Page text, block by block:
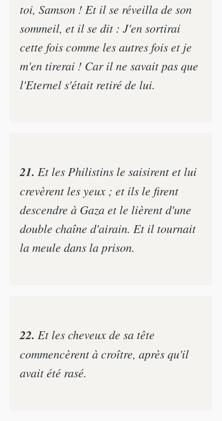
toi, Samson ! Et il se réveilla de son
sommeil, et il se dit : J'en sortirai
cette fois comme les autres fois et je
m'en tirerai ! Car il ne savait pas que
l'Eternel s'était retiré de lui.
21. Et les Philistins le saisirent et lui
crevèrent les yeux ; et ils le firent
descendre à Gaza et le lièrent d'une
double chaîne d'airain. Et il tournait
la meule dans la prison.
22. Et les cheveux de sa tête
commencèrent à croître, après qu'il
avait été rasé.